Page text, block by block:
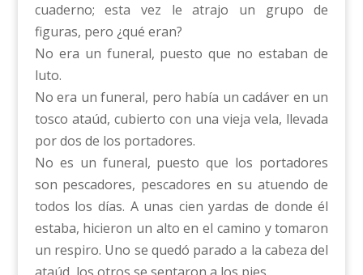
cuaderno; esta vez le atrajo un grupo de
figuras, pero ¿qué eran?
No era un funeral, puesto que no estaban de
luto.
No era un funeral, pero había un cadáver en un
tosco ataúd, cubierto con una vieja vela, llevada
por dos de los portadores.
No es un funeral, puesto que los portadores
son pescadores, pescadores en su atuendo de
todos los días. A unas cien yardas de donde él
estaba, hicieron un alto en el camino y tomaron
un respiro. Uno se quedó parado a la cabeza del